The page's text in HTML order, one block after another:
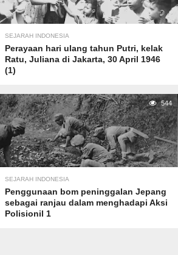
SEJARAH INDONESIA
Perayaan hari ulang tahun Putri, kelak
Ratu, Juliana di Jakarta, 30 April 1946
(1)
544
SEJARAH INDONESIA
Penggunaan bom peninggalan Jepang
sebagai ranjau dalam menghadapi Aksi
Polisionil 1